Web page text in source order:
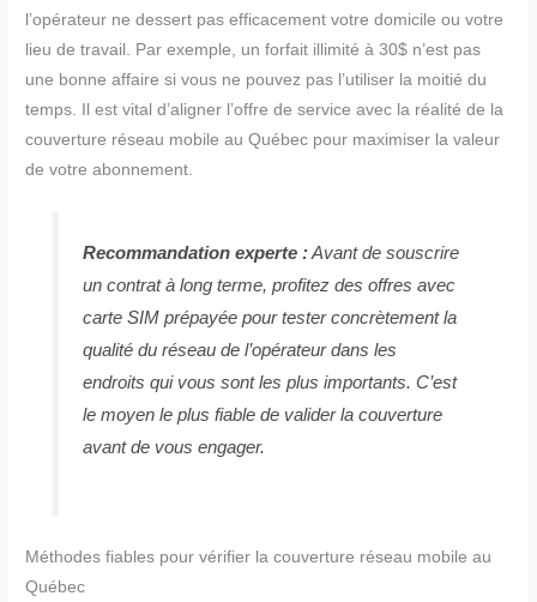
l’opérateur ne dessert pas efficacement votre domicile ou votre
lieu de travail. Par exemple, un forfait illimité à 30$ n’est pas
une bonne affaire si vous ne pouvez pas l’utiliser la moitié du
temps. Il est vital d’aligner l’offre de service avec la réalité de la
couverture réseau mobile au Québec pour maximiser la valeur
de votre abonnement.
Recommandation experte :Avant de souscrire
un contrat à long terme, profitez des offres avec
carte SIM prépayée pour tester concrètement la
qualité du réseau de l’opérateur dans les
endroits qui vous sont les plus importants. C’est
le moyen le plus fiable de valider la couverture
avant de vous engager.
Méthodes fiables pour vérifier la couverture réseau mobile au
Québec